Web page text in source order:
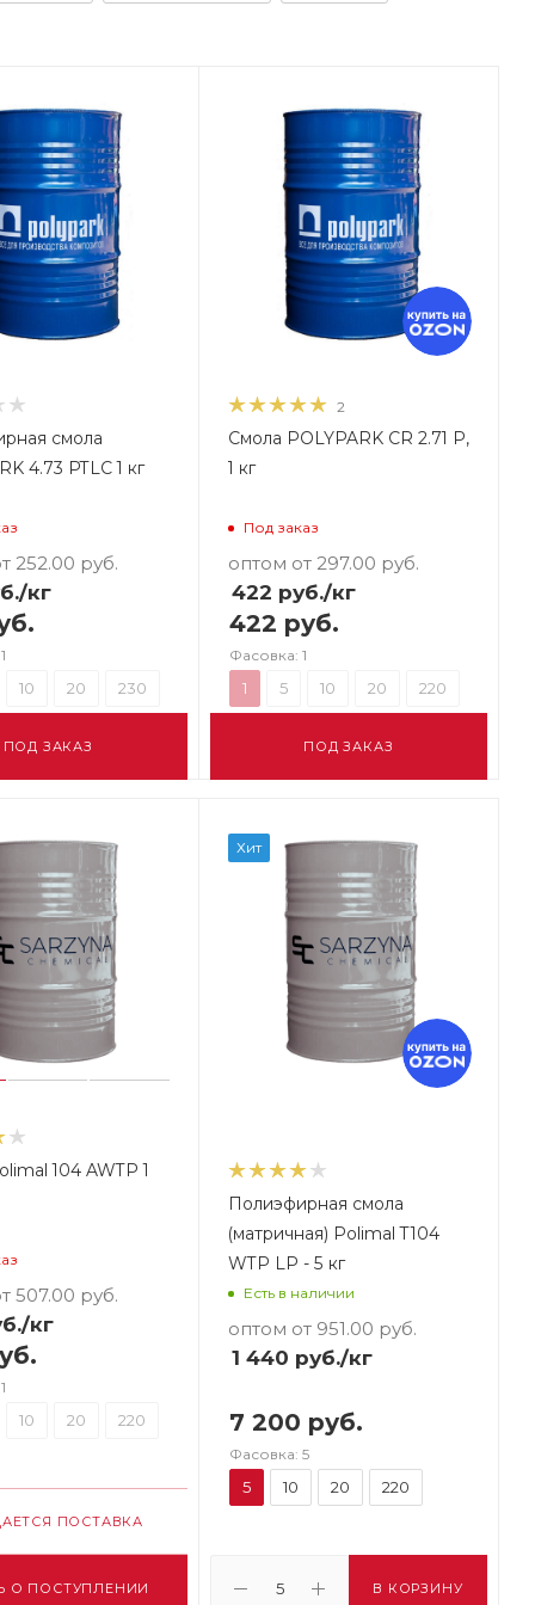
смола
4.73 PTLC 1 кг
252.00 руб.
/кг
10 20 230
ПОД ЗАКАЗ
2
Смола POLYPARK СR 2.71 P,
1 кг
Под заказ
оптом от 297.00 руб.
422 руб./кг
422 руб.
Фасовка: 1
1 5 10 20 220
ПОД ЗАКАЗ
104 AWTP 1
507.00 руб.
/кг
10 20 220
ПОСТАВКА
О ПОСТУПЛЕНИИ
Хит
Полиэфирная смола
(матричная) Polimal T104
WTP LP - 5 кг
Есть в наличии
оптом от 951.00 руб.
1 440 руб./кг
7 200 руб.
Фасовка: 5
5 10 20 220
В КОРЗИНУ